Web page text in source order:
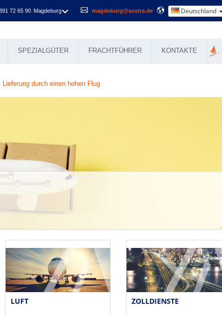
72 65 90 Magdeburg magdeburg@asstra.de Deutschland
SPEZIALGÜTER FRACHTFÜHRER KONTAKTE
Lieferung durch einen hohen Flug
LUFT ZOLLDIENSTE